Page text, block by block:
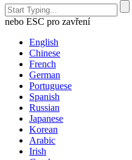
nebo ESC pro zavření
English
Chinese
French
German
Portuguese
Spanish
Russian
Japanese
Korean
Arabic
Irish